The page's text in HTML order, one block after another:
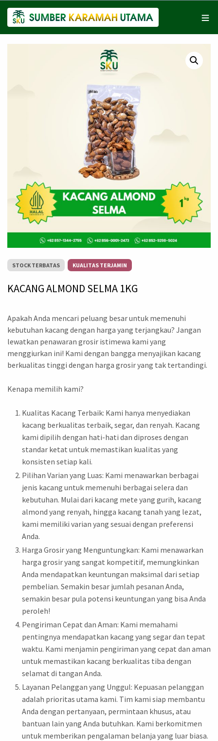
STOCK TERBATAS KUALITAS TERJAMIN
KACANG ALMOND SELMA 1KG
Apakah Anda mencari peluang besar untuk memenuhi
kebutuhan kacang dengan harga yang terjangkau? Jangan
lewatkan penawaran grosir istimewa kami yang
menggiurkan ini! Kami dengan bangga menyajikan kacang
berkualitas tinggi dengan harga grosir yang tak tertandingi.
Kenapa memilih kami?
Kualitas Kacang Terbaik: Kami hanya menyediakan
kacang berkualitas terbaik, segar, dan renyah. Kacang
kami dipilih dengan hati-hati dan diproses dengan
standar ketat untuk memastikan kualitas yang
konsisten setiap kali.
Pilihan Varian yang Luas: Kami menawarkan berbagai
jenis kacang untuk memenuhi berbagai selera dan
kebutuhan. Mulai dari kacang mete yang gurih, kacang
almond yang renyah, hingga kacang tanah yang lezat,
kami memiliki varian yang sesuai dengan preferensi
Anda.
Harga Grosir yang Menguntungkan: Kami menawarkan
harga grosir yang sangat kompetitif, memungkinkan
Anda mendapatkan keuntungan maksimal dari setiap
pembelian. Semakin besar jumlah pesanan Anda,
semakin besar pula potensi keuntungan yang bisa Anda
peroleh!
Pengiriman Cepat dan Aman: Kami memahami
pentingnya mendapatkan kacang yang segar dan tepat
waktu. Kami menjamin pengiriman yang cepat dan aman
untuk memastikan kacang berkualitas tiba dengan
selamat di tangan Anda.
Layanan Pelanggan yang Unggul: Kepuasan pelanggan
adalah prioritas utama kami. Tim kami siap membantu
Anda dengan pertanyaan, permintaan khusus, atau
bantuan lain yang Anda butuhkan. Kami berkomitmen
untuk memberikan pengalaman belanja yang luar biasa.